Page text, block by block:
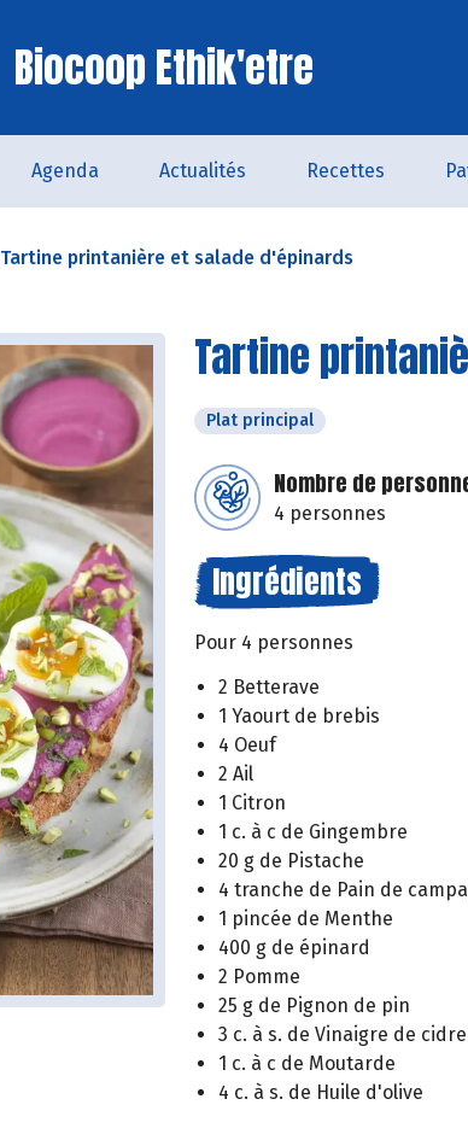
Biocoop Ethik'etre
Agenda Actualités Recettes
Tartine printanière et salade d'épinards
Tartine
Plat principal
Nombre de
4 personnes
Ingrédients
Pour 4 personnes
2 Betterave
1 Yaourt de brebis
4 Oeuf
2 Ail
1 Citron
1 c. à c de Gingembre
20 g de Pistache
4 tranche de Pain de
1 pincée de Menthe
400 g de épinard
2 Pomme
25 g de Pignon de pin
3 c. à s. de Vinaigre de cidre
1 c. à c de Moutarde
4 c. à s. de Huile d'olive